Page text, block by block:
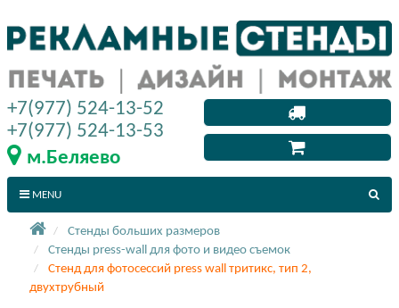
Стенды больших размеров
Стенды press-wall для фото и видео съемок
Стенд для фотосессий press wall тритикс, тип 2,
двухтрубный
+7(977) 524-13-52
+7(977) 524-13-53
м.Беляево
MENU